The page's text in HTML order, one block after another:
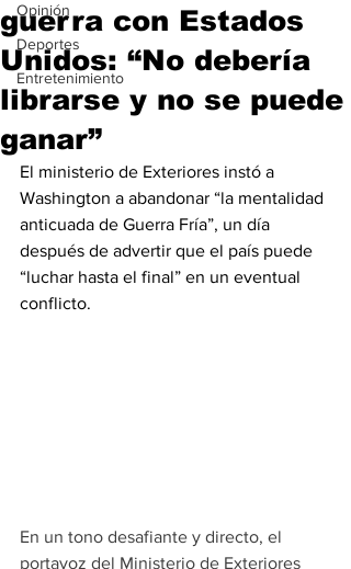
Opinión
Deportes
Entretenimiento
guerra con Estados
Unidos: “No debería
librarse y no se puede
ganar”
El ministerio de Exteriores instó a
Washington a abandonar “la mentalidad
anticuada de Guerra Fría”, un día
después de advertir que el país puede
“luchar hasta el final” en un eventual
conflicto.
En un tono desafiante y directo, el
portavoz del Ministerio de Exteriores